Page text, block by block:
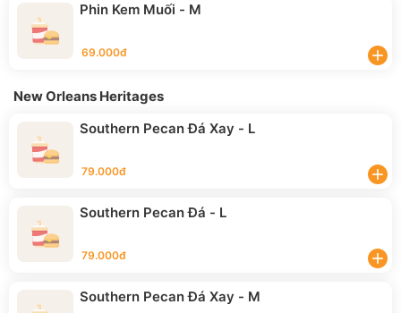
Phin Kem Muối - M
69.000đ add
New Orleans Heritages
Southern Pecan Đá Xay - L
79.000đ add
Southern Pecan Đá - L
79.000đ add
Southern Pecan Đá Xay - M